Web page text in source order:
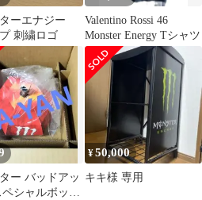
ーエナジー
刺繍ロゴ
Valentino Rossi 46
Monster Energy Tシャツ
ー バッドアッ
シャルボック
¥50,000
キキ様 専用